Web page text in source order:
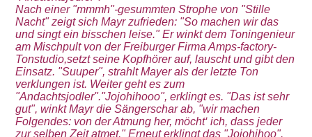
Nach einer "mmmh"-gesummten Strophe von "Stille
Nacht" zeigt sich Mayr zufrieden: "So machen wir das
und singt ein bisschen leise." Er winkt dem Toningenieur
am Mischpult von der Freiburger Firma Amps-factory-
Tonstudio,setzt seine Kopfhörer auf, lauscht und gibt den
Einsatz. "Suuper", strahlt Mayer als der letzte Ton
verklungen ist. Weiter geht es zum
"Andachtsjodler"."Jojohihooo", erklingt es. "Das ist sehr
gut", winkt Mayr die Sängerschar ab, "wir machen
Folgendes: von der Atmung her, möcht‘ ich, dass jeder
zur selben Zeit atmet." Erneut erklingt das "Jojohihoo".